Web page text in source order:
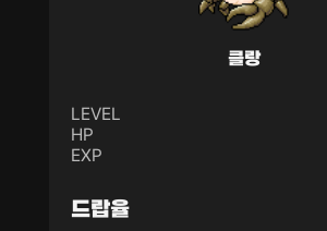
클랑
LEVEL
HP
EXP
드랍율